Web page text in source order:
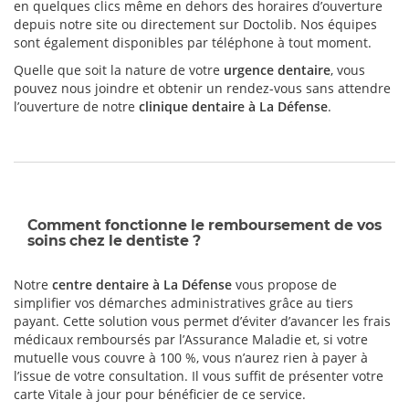
en quelques clics même en dehors des horaires d’ouverture
depuis notre site ou directement sur Doctolib. Nos équipes
sont également disponibles par téléphone à tout moment.
Quelle que soit la nature de votre urgence dentaire, vous
pouvez nous joindre et obtenir un rendez-vous sans attendre
l’ouverture de notre clinique dentaire à La Défense.
Comment fonctionne le remboursement de vos
soins chez le dentiste ?
Notre centre dentaire à La Défense vous propose de
simplifier vos démarches administratives grâce au tiers
payant. Cette solution vous permet d’éviter d’avancer les frais
médicaux remboursés par l’Assurance Maladie et, si votre
mutuelle vous couvre à 100 %, vous n’aurez rien à payer à
l’issue de votre consultation. Il vous suffit de présenter votre
carte Vitale à jour pour bénéficier de ce service.